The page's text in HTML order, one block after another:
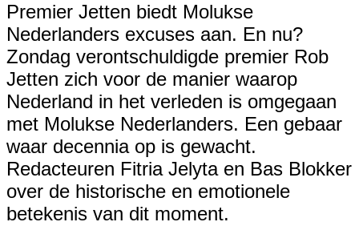
Premier Jetten biedt Molukse
Nederlanders excuses aan. En nu?
Zondag verontschuldigde premier Rob
Jetten zich voor de manier waarop
Nederland in het verleden is omgegaan
met Molukse Nederlanders. Een gebaar
waar decennia op is gewacht.
Redacteuren Fitria Jelyta en Bas Blokker
over de historische en emotionele
betekenis van dit moment.